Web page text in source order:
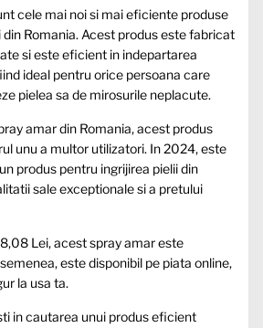
cele mai noi si mai eficiente produse
din Romania. Acest produs este fabricat
si este eficient in indepartarea
ideal pentru orice persoana care
pielea sa de mirosurile neplacute.
amar din Romania, acest produs
unu a multor utilizatori. In 2024, este
produs pentru ingrijirea pielii din
sale exceptionale si a pretului
Lei, acest spray amar este
este disponibil pe piata online,
la usa ta.
in cautarea unui produs eficient